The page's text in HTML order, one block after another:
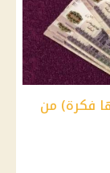
فكرة) من